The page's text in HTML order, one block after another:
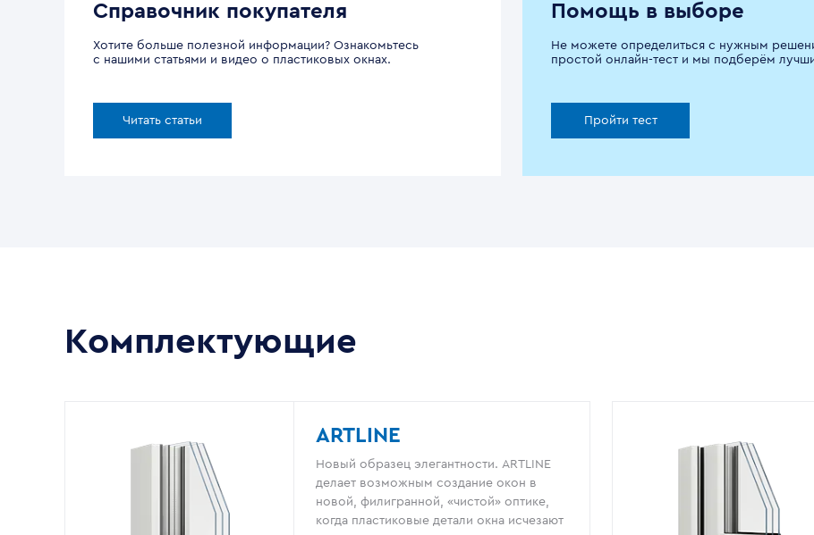
Справочник покупателя
Хотите больше полезной информации? Ознакомьтесь
с нашими статьями и видео о пластиковых окнах.
Читать статьи
Помощь в выборе
Не можете определиться с нужным
простой онлайн-тест и мы подберём
Пройти тест
Комплектующие
ARTLINE
Новый образец элегантности. ARTLINE
делает возможным создание окон в
новой, филигранной, «чистой» оптике,
когда пластиковые детали окна исчезают